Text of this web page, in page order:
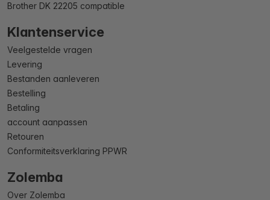
Brother DK 22205 compatible
Klantenservice
Veelgestelde vragen
Levering
Bestanden aanleveren
Bestelling
Betaling
account aanpassen
Retouren
Conformiteitsverklaring PPWR
Zolemba
Over Zolemba